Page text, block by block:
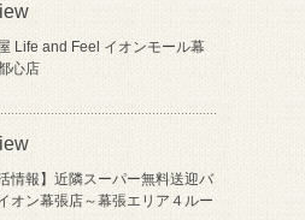
Life and Feel イオンモール幕
心店
活情報】近隣スーパー無料送迎バ
ン幕張店～幕張エリア４ルー